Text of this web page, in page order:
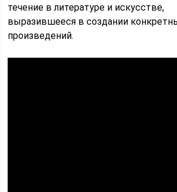
течение в литературе и искусстве,
выразившееся в создании
произведений.